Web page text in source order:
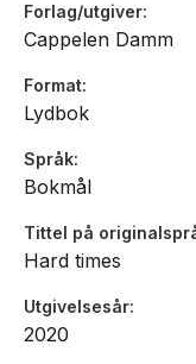
Forlag/utgiver
Cappelen Damm
Format
Lydbok
Språk
Bokmål
Tittel på
Hard times
Utgivelsesår
2020